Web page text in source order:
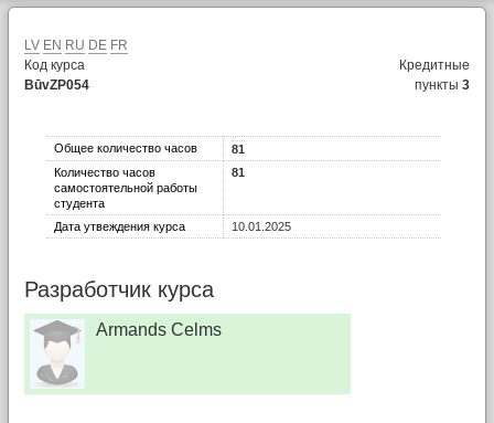
LV EN RU DE FR
Код курса
BūvZP054
Кредитные
пункты3
Общее количество часов
81
Количество часов
самостоятельной работы
студента
81
Дата утвеждения курса 10.01.2025
Разработчик курса
Armands Celms